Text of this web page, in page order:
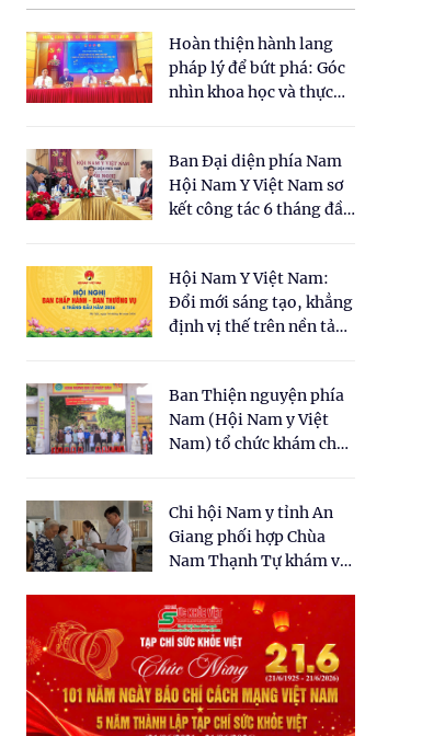
Hoàn thiện hành lang
pháp lý để bứt phá: Góc
nhìn khoa học và thực
cho Luật Y dược cổ
truyền Việt Nam"
Ban Đại diện phía Nam
Hội Nam Y Việt Nam sơ
kết công tác 6 tháng đầu
Hội Nam Y Việt Nam:
Đổi mới sáng tạo, khẳng
định vị thế trên nền tảng
Ban Thiện nguyện phía
Nam (Hội Nam y Việt
Nam) tổ chức khám chữa
dân tại xã Tân Tập
Chi hội Nam y tỉnh An
Giang phối hợp Chùa
Nam Thạnh Tự khám và
nhân dân